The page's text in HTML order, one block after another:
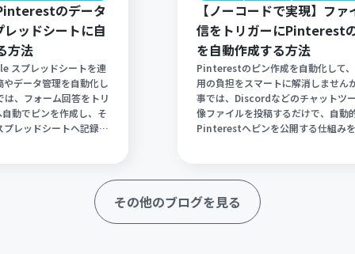
のデータ
ッドシートに自
方法
スプレッドシートを連
やデータ管理を自動化し
は、フォーム回答をトリ
動でピンを作成し、そ
レッドシートへ記録す
初心者でも簡単な設定
【ノーコードで実現】ファ
信をトリガーにPinterest
を自動作成する方法
Pinterestのピン作成を自動化して
用の負担をスマートに解消しません
事では、Discordなどのチャットツ
像ファイルを投稿するだけで、自動
Pinterestへピンを公開する仕組み
ドツールYoomを使い、専門知識な
できる効率的な運用術をご紹介しま
その他のブログを見る